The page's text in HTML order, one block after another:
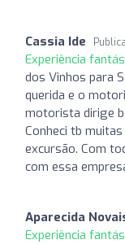
Cassia Ide
Experiência
dos Vinhos para
querida e o
motorista dirige
Conheci tb
excursão. Com
com essa
Aparecida
Experiência